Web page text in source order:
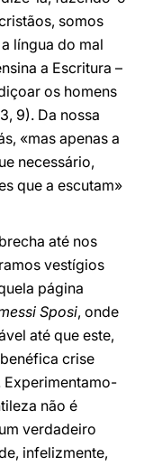
somos
língua do mal
a Escritura –
os homens
3, 9). Da nossa
«mas apenas a
necessário,
que a escutam»
até nos
vestígios
página
Sposi, onde
até que este,
crise
Experimentamo-
não é
verdadeiro
infelizmente,